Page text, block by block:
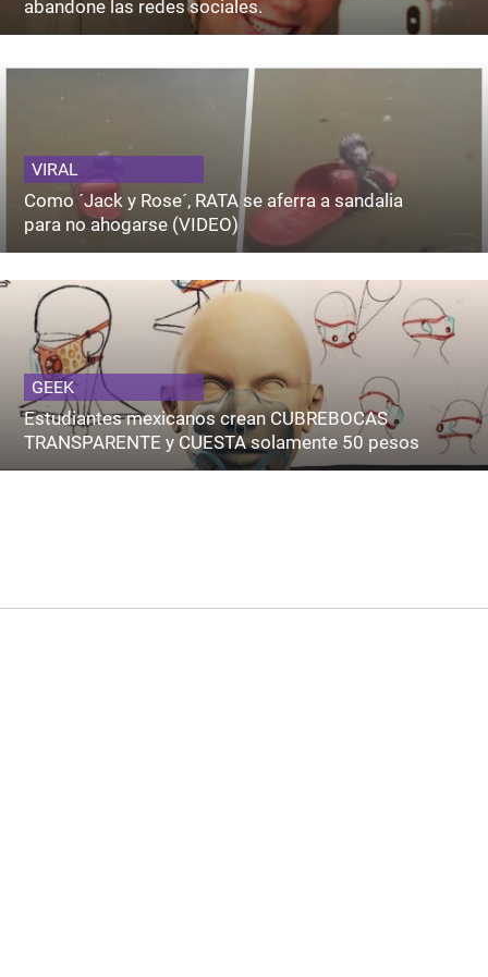
abandone las redes sociales.
VIRAL
Como ´Jack y Rose´, RATA se aferra a sandalia
para no ahogarse (VIDEO)
GEEK
Estudiantes mexicanos crean CUBREBOCAS
TRANSPARENTE y CUESTA solamente 50 pesos